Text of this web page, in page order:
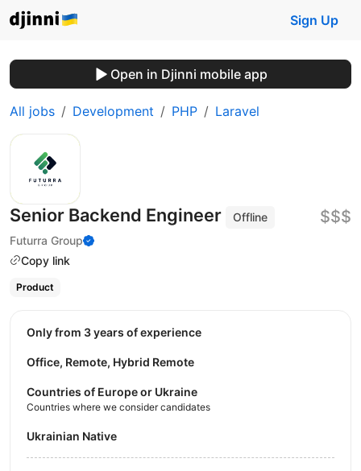
Sign Up
Open in Djinni mobile app
All jobs Development PHP Laravel
Senior Backend Engineer
Offline
Futurra Group
Copy link
$$$
Product
Only from 3 years of experience
Office, Remote, Hybrid Remote
Countries of Europe or Ukraine
Countries where we consider candidates
Ukrainian Native